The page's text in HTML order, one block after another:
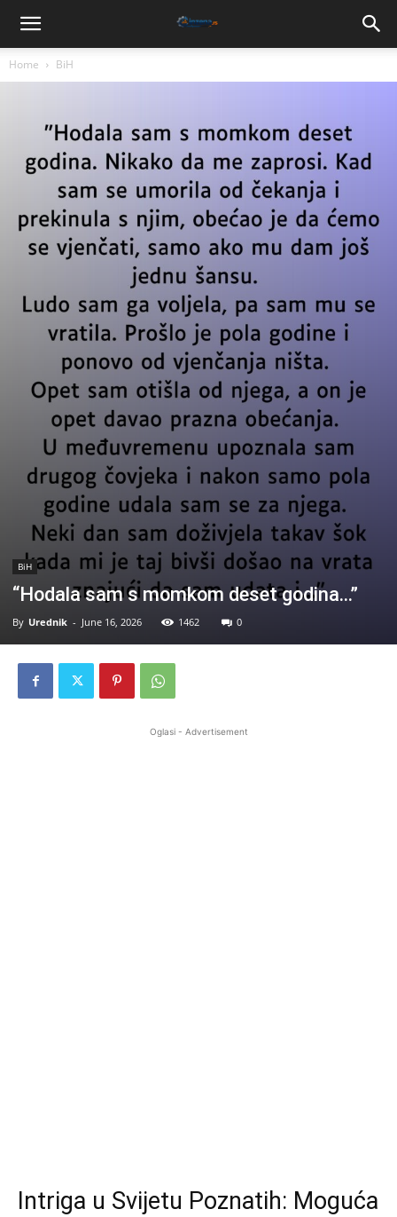
Home BiH
BiH
“Hodala sam s momkom deset godina…”
By Urednik - June 16, 2026 1462 0
Oglasi - Advertisement
Intriga u Svijetu Poznatih: Moguća